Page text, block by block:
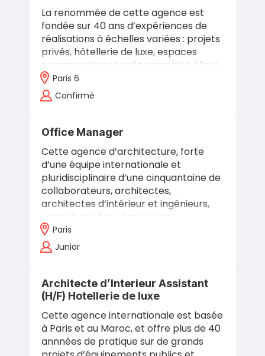
La renommée de cette agence est
fondée sur 40 ans d’expériences de
réalisations à échelles variées : projets
privés, hôtellerie de luxe, espaces
commerciaux et scénographies. Elle a
su s’imposer en France et dans le…
Paris 6
Confirmé
Office Manager
Cette agence d’architecture, forte
d’une équipe internationale et
pluridisciplinaire d’une cinquantaine de
collaborateurs, architectes,
architectes d’intérieur et ingénieurs,
conçoit et pilote des projets
d’architecture…
Paris
Junior
Architecte d’Interieur Assistant
(H/F) Hotellerie de luxe
Cette agence internationale est basée
à Paris et au Maroc, et offre plus de 40
annnées de pratique sur de grands